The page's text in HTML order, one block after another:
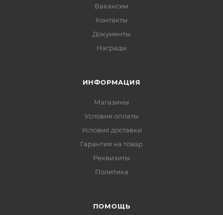
Вакансии
Контакты
Документы
Награды
ИНФОРМАЦИЯ
Магазины
Условия оплаты
Условия доставки
Гарантия на товар
Реквизиты
Политика
ПОМОЩЬ